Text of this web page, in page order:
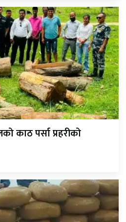
काठ पर्सा प्रहरीको